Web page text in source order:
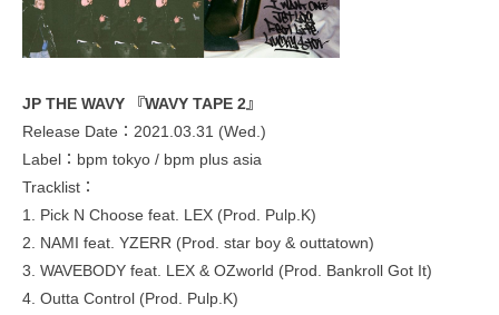
JP THE WAVY 『WAVY TAPE 2』
Release Date：2021.03.31 (Wed.)
Label：bpm tokyo / bpm plus asia
Tracklist：
1. Pick N Choose feat. LEX (Prod. Pulp.K)
2. NAMI feat. YZERR (Prod. star boy & outtatown)
3. WAVEBODY feat. LEX & OZworld (Prod. Bankroll Got It)
4. Outta Control (Prod. Pulp.K)